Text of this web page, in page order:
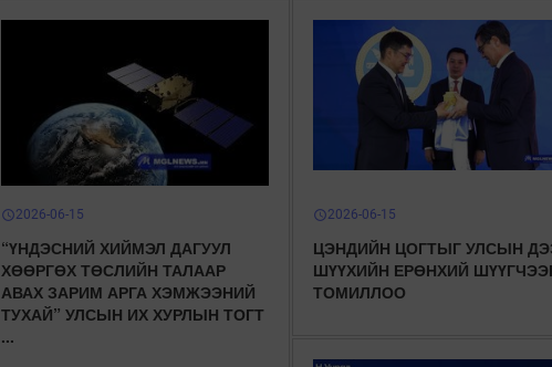
schedule2026-06-15
“ҮНДЭСНИЙ ХИЙМЭЛ ДАГУУЛ
ХӨӨРГӨХ ТӨСЛИЙН ТАЛААР
АВАХ ЗАРИМ АРГА ХЭМЖЭЭНИЙ
ТУХАЙ” УЛСЫН ИХ ХУРЛЫН ТОГТ
...
schedule2026-06-15
ЦЭНДИЙН ЦОГТЫГ УЛСЫН
ШҮҮХИЙН ЕРӨНХИЙ
ТОМИЛЛОО